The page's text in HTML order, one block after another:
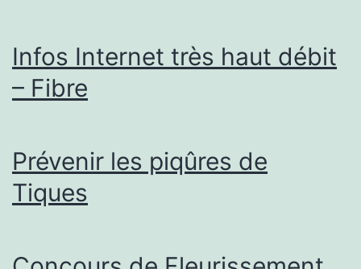
Infos Internet très haut débit
– Fibre
Prévenir les piqûres de
Tiques